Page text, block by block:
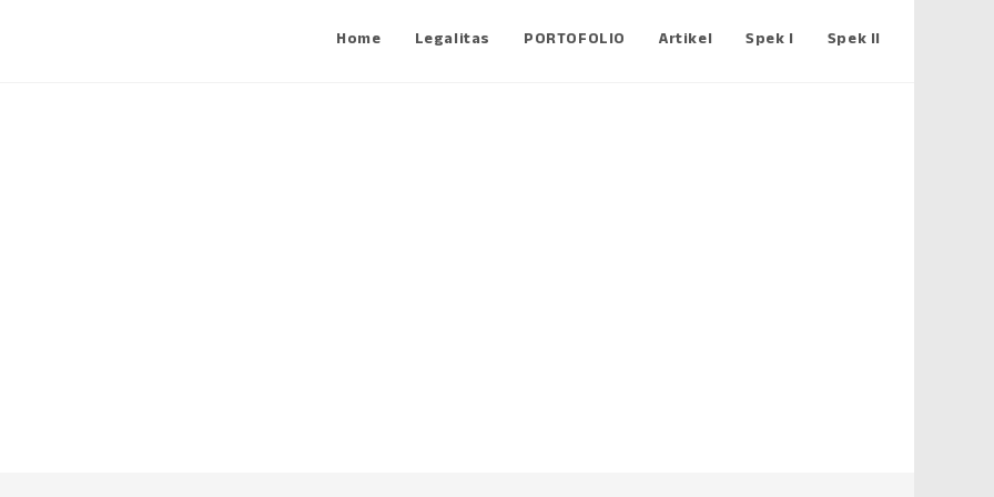
Home Legalitas PORTOFOLIO Artikel Spek I Spek II